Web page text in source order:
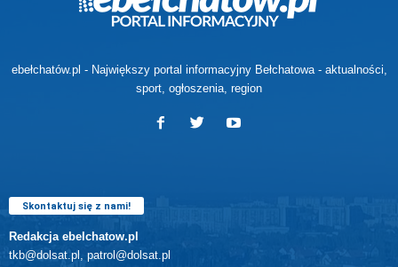
ebełchatów.pl - Największy portal informacyjny Bełchatowa - aktualności,
sport, ogłoszenia, region
Skontaktuj się z nami!
Redakcja ebelchatow.pl
tkb@dolsat.pl, patrol@dolsat.pl